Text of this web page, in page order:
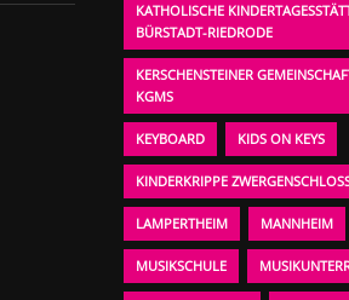
KATHOLISCHE
BÜRSTADT-RIEDRODE
KERSCHENSTEINER
KGMS
KEYBOARD KIDS ON KEYS
KINDERKRIPPE ZWERGENSCHLOSS
LAMPERTHEIM MANNHEIM
MUSIKSCHULE